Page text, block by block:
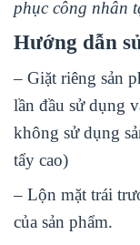
phục công nhân
Hướng dẫn
– Giặt riêng sản
lần đầu sử dụng
không sử dụng
tẩy cao)
– Lộn mặt trái
của sản phẩm.